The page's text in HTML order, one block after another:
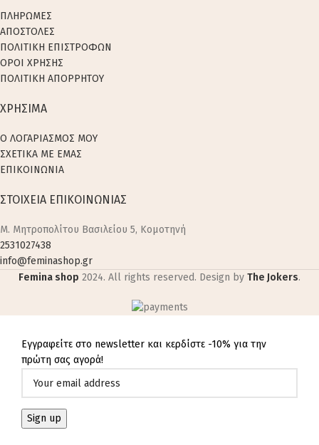
ΠΛΗΡΩΜΕΣ
ΑΠΟΣΤΟΛΕΣ
ΠΟΛΙΤΙΚΗ ΕΠΙΣΤΡΟΦΩΝ
ΟΡΟΙ ΧΡΗΣΗΣ
ΠΟΛΙΤΙΚΗ ΑΠΟΡΡΗΤΟΥ
ΧΡΗΣΙΜΑ
Ο ΛΟΓΑΡΙΑΣΜΟΣ ΜΟΥ
ΣΧΕΤΙΚΑ ΜΕ ΕΜΑΣ
ΕΠΙΚΟΙΝΩΝΙΑ
ΣΤΟΙΧΕΙΑ ΕΠΙΚΟΙΝΩΝΙΑΣ
M. Μητροπολίτου Βασιλείου 5, Κομοτηνή
2531027438
info@feminashop.gr
Femina shop 2024. All rights reserved. Design by The Jokers.
Εγγραφείτε στο newsletter και κερδίστε -10% για την
πρώτη σας αγορά!